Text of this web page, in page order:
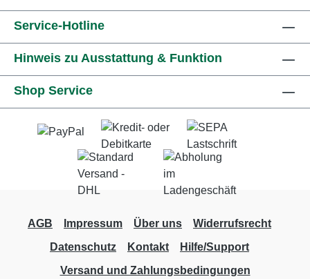
Service-Hotline
Hinweis zu Ausstattung & Funktion
Shop Service
AGB Impressum Über uns
Widerrufsrecht
Datenschutz
Kontakt
Hilfe/Support
Versand und Zahlungsbedingungen